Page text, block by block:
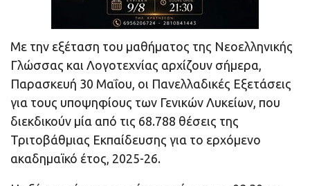
Με την εξέταση του μαθήματος της Νεοελληνικής
Γλώσσας και Λογοτεχνίας αρχίζουν σήμερα,
Παρασκευή 30 Μαΐου, οι Πανελλαδικές Εξετάσεις
για τους υποψηφίους των Γενικών Λυκείων, που
διεκδικούν μία από τις 68.788 θέσεις της
Τριτοβάθμιας Εκπαίδευσης για το ερχόμενο
ακαδημαϊκό έτος, 2025-26.